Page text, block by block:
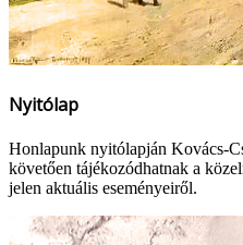
Nyitólap
Honlapunk nyitólapján Kovács-
követően tájékozódhatnak a
jelen aktuális eseményeiről.